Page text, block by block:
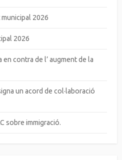
2026
2026
en contra de l’ augment de la
un acord de col·laboració
sobre immigració.